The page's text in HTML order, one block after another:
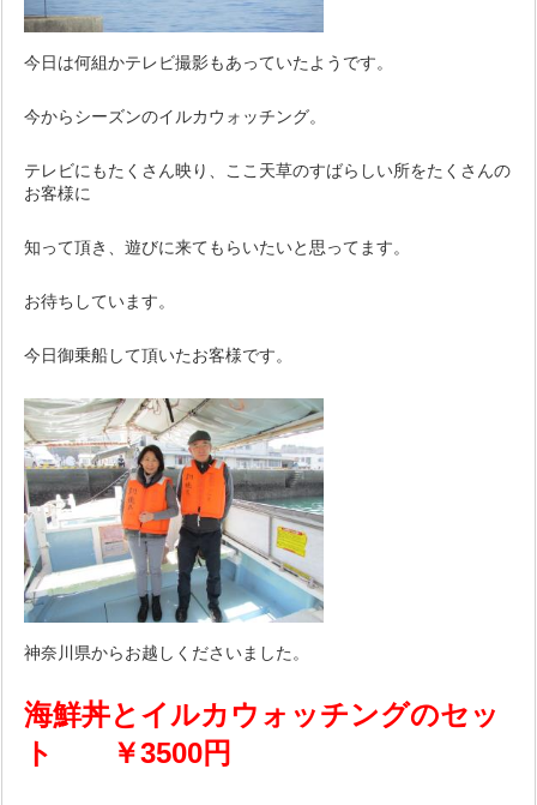
今日は何組かテレビ撮影もあっていたようです。
今からシーズンのイルカウォッチング。
テレビにもたくさん映り、ここ天草のすばらしい所をたくさんの
お客様に
知って頂き、遊びに来てもらいたいと思ってます。
お待ちしています。
今日御乗船して頂いたお客様です。
神奈川県からお越しくださいました。
海鮮丼とイルカウォッチングのセッ
ト ￥3500円